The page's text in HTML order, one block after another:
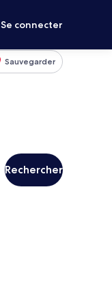
Se connecter
Sauvegarder
Rechercher